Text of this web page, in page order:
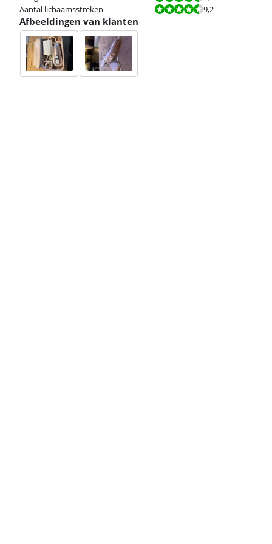
Aantal lichaamsstreken
Beoordeling is 9,2 van de 10. 9,2
Afbeeldingen van klanten